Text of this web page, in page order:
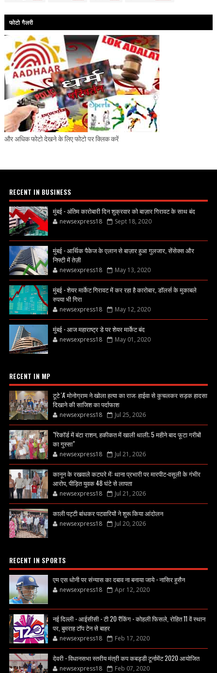
फोटो गैलरी
और अधिक फोटो देखने के लिए फोटो पर क्लिक करें
RECENT IN BUSINESS
मुंबई - अंतिम कारोबारी दिन शुक्रवार को बाज़ार गिरावट के साथ बंद
newsexpress18 Sept 18, 2020
मुंबई - आर्थिक पैकेज के एलान से बाज़ार हुआ गुलजार, सेंसेक्स और
निफ्टी में तेज़ी
newsexpress18 May 13, 2020
मुंबई - शेयर मार्केट गिरावट में कर रहा है कारोबार, डॉलर्स के मुकाबले
रुपया भी गिरा
newsexpress18 May 12, 2020
मुंबई - आज महाराष्ट्र डे पर शेयर मार्केट बंद
newsexpress18 May 01, 2020
RECENT IN MP
टूटे 'A' मोनोग्राम ने खोला हत्या का राज: हाईवा से कुचलकर सड़क हादसा
दिखाने की साजिश का पर्दाफाश
newsexpress18 Jul 25, 2026
"रिकॉर्ड में बंटा राशन, हकीकत में खाली थाली; 5 महीने बाद फूटा गरीबों
का गुस्सा"
newsexpress18 Jul 21, 2026
कानून के रखवाले कटघरे में: थाना प्रभारी पर मारपीट-वसूली के गंभीर
आरोप, पीड़ित युवक 48 घंटे से लापता
newsexpress18 Jul 21, 2026
काली पट्टी बांधकर पटवारियों ने शुरू किया आंदोलन
newsexpress18 Jul 20, 2026
RECENT IN SPORTS
एम एस धोनी पर संन्यास का दबाव ना बनाया जाये - नासिर हुसैन
newsexpress18 Apr 12, 2020
नई दिल्ली - आईसीसी - टी 20 रैंकिंग - कोहली फिसले, रोहित 11 वें स्थान
पर, बुमराह टॉप टेन से बाहर
newsexpress18 Feb 17, 2020
देवरी - विधानसभा स्तरीय मंत्री कप कबड्डी टूर्नामेंट 2020 आयोजित
newsexpress18 Feb 07, 2020